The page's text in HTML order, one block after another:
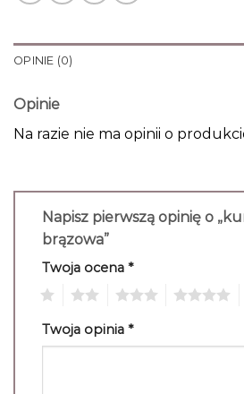
OPINIE (0)
Opinie
Na razie nie ma opinii o
Napisz pierwszą opinię o
brązowa”
Twoja ocena *
Twoja opinia *